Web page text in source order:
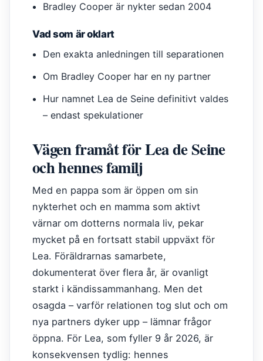
Bradley Cooper är nykter sedan 2004
Vad som är oklart
Den exakta anledningen till separationen
Om Bradley Cooper har en ny partner
Hur namnet Lea de Seine definitivt valdes
– endast spekulationer
Vägen framåt för Lea de Seine
och hennes familj
Med en pappa som är öppen om sin
nykterhet och en mamma som aktivt
värnar om dotterns normala liv, pekar
mycket på en fortsatt stabil uppväxt för
Lea. Föräldrarnas samarbete,
dokumenterat över flera år, är ovanligt
starkt i kändissammanhang. Men det
osagda – varför relationen tog slut och om
nya partners dyker upp – lämnar frågor
öppna. För Lea, som fyller 9 år 2026, är
konsekvensen tydlig: hennes